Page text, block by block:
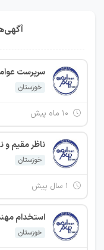
سرپرست
خوزستان
ناظر مقیم و
خوزستان
استخدام
خوزستان